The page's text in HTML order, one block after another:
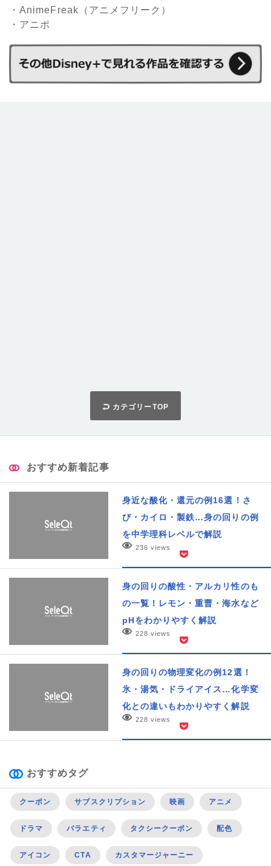
・AnimeFreak（アニメフリーク）
・アニポ
カテゴリーTOP
おすすめ新着記事
身近な酸化・還元の例16選！さ
び・カイロ・製鉄…身の回りの例
を中学理科レベルで解説
236 views
身の回りの酸性・アルカリ性のも
の一覧！レモン・重曹・海水など
pHをわかりやすく解説
228 views
身の回りの物理変化の例12選！
氷・湯気・ドライアイス…化学変
化との違いもわかりやすく解説
228 views
おすすめタグ
クーポン サブスクリプション 映画 アニメ
ドラマ バラエティ タクシークーポン 配色
アイコン CTA カスタマージャーニー